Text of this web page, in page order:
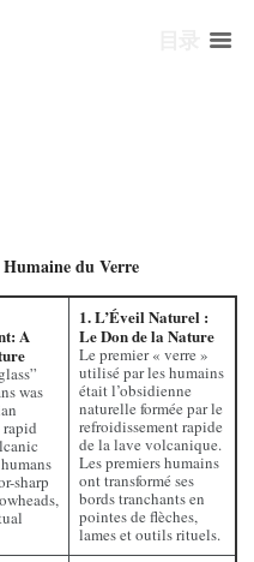
du Verre
A
was
rapid
sharp
1. L’Éveil Naturel :
Le Don de la Nature
Le premier « verre »
utilisé par les humains
était l’obsidienne
naturelle formée par le
refroidissement rapide
de la lave volcanique.
Les premiers humains
ont transformé ses
bords tranchants en
pointes de flèches,
lames et outils rituels.